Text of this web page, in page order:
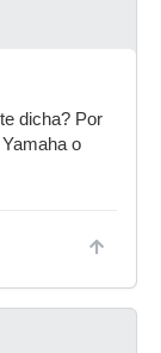
dicha? Por
o